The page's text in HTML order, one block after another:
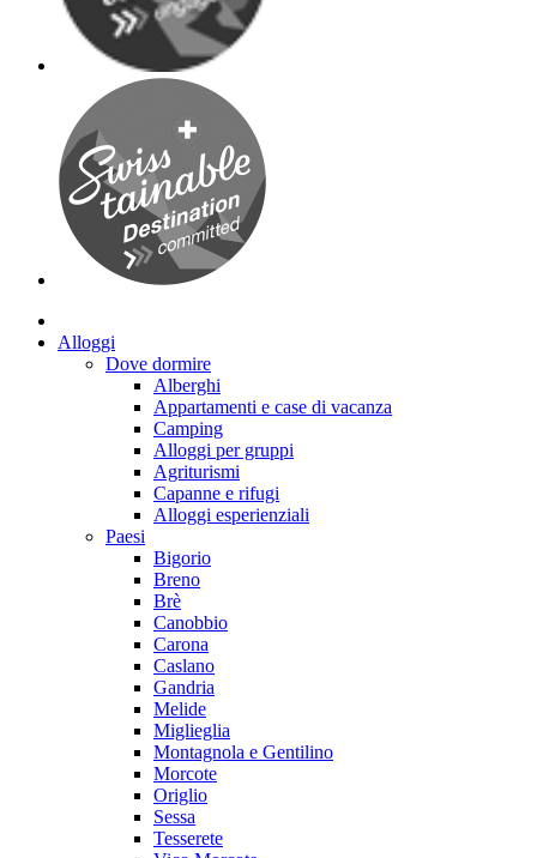
Alloggi
Dove dormire
Alberghi
Appartamenti e case di vacanza
Camping
Alloggi per gruppi
Agriturismi
Capanne e rifugi
Alloggi esperienziali
Paesi
Bigorio
Breno
Brè
Canobbio
Carona
Caslano
Gandria
Melide
Miglieglia
Montagnola e Gentilino
Morcote
Origlio
Sessa
Tesserete